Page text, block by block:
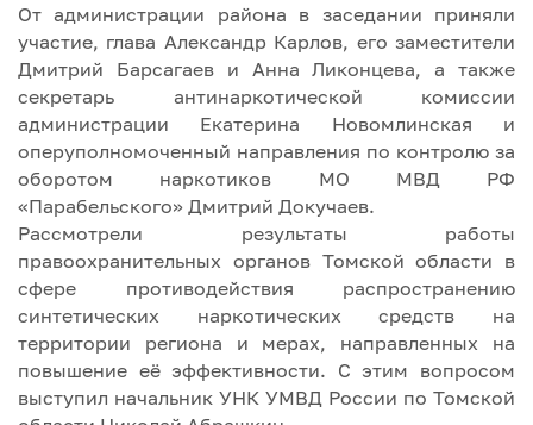
От администрации района в заседании приняли
участие, глава Александр Карлов, его заместители
Дмитрий Барсагаев и Анна Ликонцева, а также
секретарь антинаркотической комиссии
администрации Екатерина Новомлинская и
оперуполномоченный направления по контролю за
оборотом наркотиков МО МВД РФ
«Парабельского» Дмитрий Докучаев.
Рассмотрели результаты работы
правоохранительных органов Томской области в
сфере противодействия распространению
синтетических наркотических средств на
территории региона и мерах, направленных на
повышение её эффективности. С этим вопросом
выступил начальник УНК УМВД России по Томской